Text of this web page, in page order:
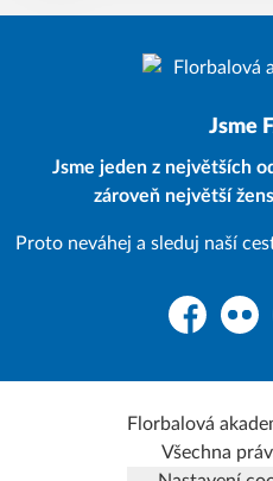
Jsme
Jsme jeden z největších
zároveň největší
Proto neváhej a sleduj naší
FacebookFlickr
Florbalová
Všechna